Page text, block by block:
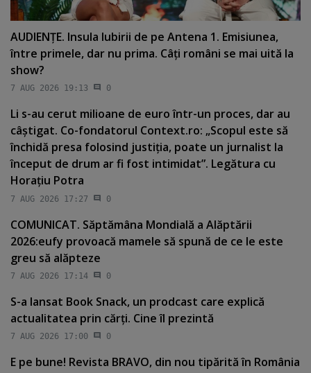
AUDIENŢE. Insula Iubirii de pe Antena 1. Emisiunea,
între primele, dar nu prima. Câţi români se mai uită la
show?
7 AUG 2026 19:13 0
Li s-au cerut milioane de euro într-un proces, dar au
câştigat. Co-fondatorul Context.ro: „Scopul este să
închidă presa folosind justiţia, poate un jurnalist la
început de drum ar fi fost intimidat”. Legătura cu
Horaţiu Potra
7 AUG 2026 17:27 0
COMUNICAT. Săptămâna Mondială a Alăptării
2026:eufy provoacă mamele să spună de ce le este
greu să alăpteze
7 AUG 2026 17:14 0
S-a lansat Book Snack, un prodcast care explică
actualitatea prin cărţi. Cine îl prezintă
7 AUG 2026 17:00 0
E pe bune! Revista BRAVO, din nou tipărită în România